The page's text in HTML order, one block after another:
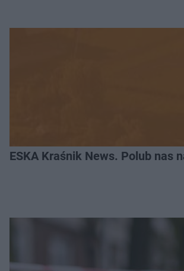
ESKA Kraśnik News. Polub nas